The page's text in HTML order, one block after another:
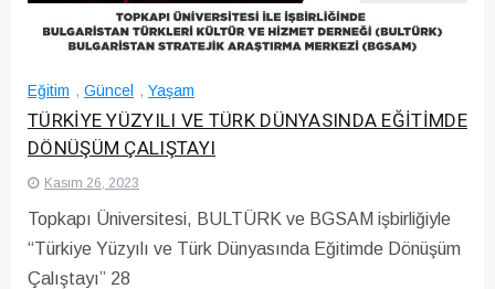
Eğitim , Güncel , Yaşam
TÜRKİYE YÜZYILI VE TÜRK DÜNYASINDA EĞİTİMDE
DÖNÜŞÜM ÇALIŞTAYI
Kasım 26, 2023
Topkapı Üniversitesi, BULTÜRK ve BGSAM işbirliğiyle
“Türkiye Yüzyılı ve Türk Dünyasında Eğitimde Dönüşüm
Çalıştayı” 28